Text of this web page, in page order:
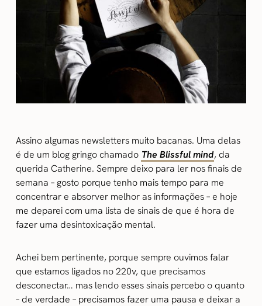
Assino algumas newsletters muito bacanas. Uma delas
é de um blog gringo chamado The Blissful mind, da
querida Catherine. Sempre deixo para ler nos finais de
semana – gosto porque tenho mais tempo para me
concentrar e absorver melhor as informações – e hoje
me deparei com uma lista de sinais de que é hora de
fazer uma desintoxicação mental.
Achei bem pertinente, porque sempre ouvimos falar
que estamos ligados no 220v, que precisamos
desconectar… mas lendo esses sinais percebo o quanto
– de verdade – precisamos fazer uma pausa e deixar a